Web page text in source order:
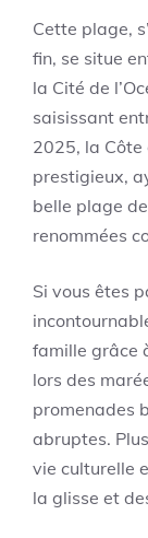
Cette plage,
fin, se situe
la Cité de
saisissant
2025, la Côte
prestigieux,
belle plage
renommées
Si vous êtes
famille grâce
lors des
promenades
abruptes.
vie culturelle
la glisse et